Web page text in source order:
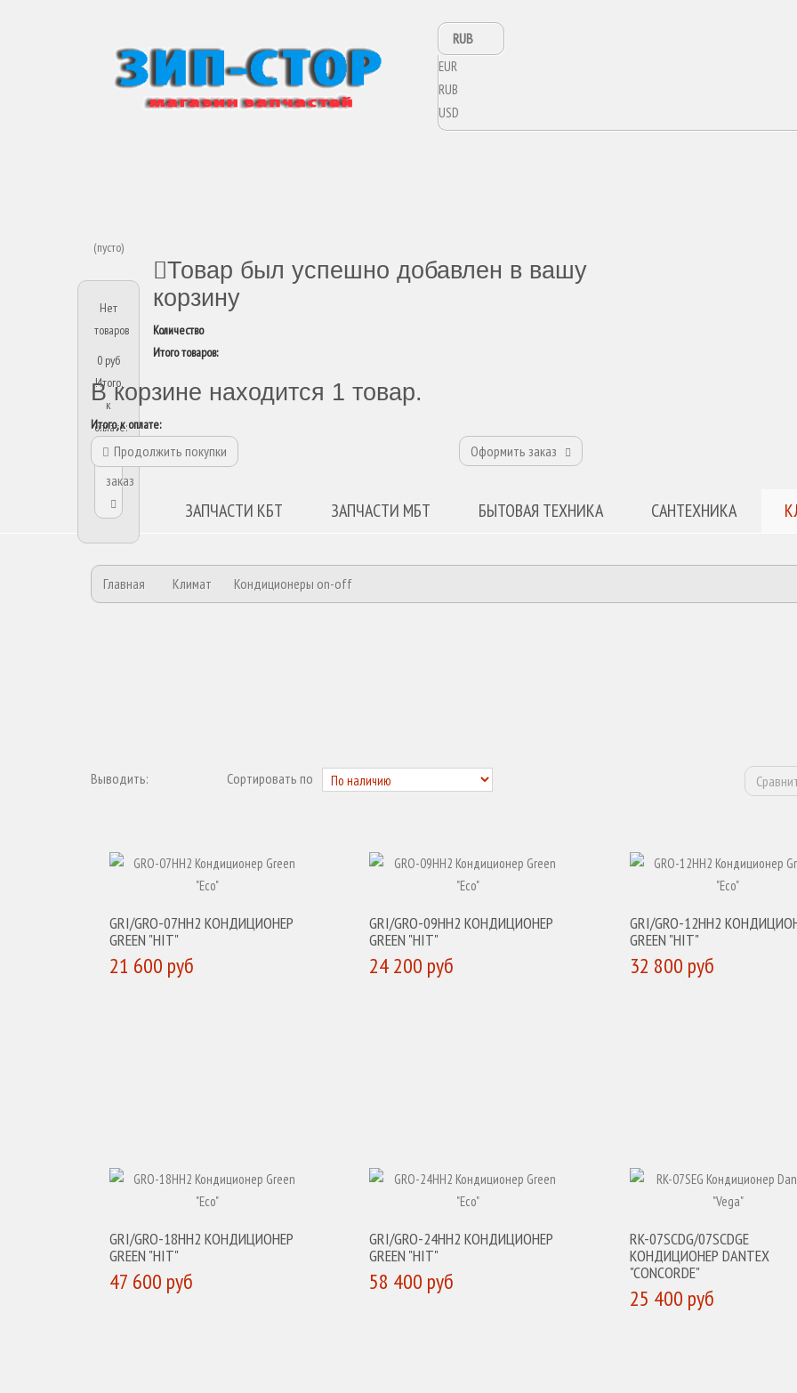
RUB
EUR
RUB
USD
(пусто)
Нет
товаров
0 руб
Итого,
к
оплате:
Оформить
заказ
Товар был успешно добавлен в вашу
корзину
Количество
Итого товаров:
В корзине находится 1 товар.
Итого, к оплате:
Продолжить покупки Оформить заказ
ЗАПЧАСТИ КБТ ЗАПЧАСТИ МБТ БЫТОВАЯ ТЕХНИКА САНТЕХНИКА
Главная Климат Кондиционеры on-off
Выводить: Сортировать по
GRI/GRO-07HH2 КОНДИЦИОНЕР
GREEN "HIT"
21 600 руб
GRI/GRO-09HH2 КОНДИЦИОНЕР
GREEN "HIT"
24 200 руб
GRI/GRO-12HH2
GREEN "HIT"
32 800 руб
GRI/GRO-18HH2 КОНДИЦИОНЕР
GREEN "HIT"
47 600 руб
GRI/GRO-24HH2 КОНДИЦИОНЕР
GREEN "HIT"
58 400 руб
RK-07SCDG/07SCDGE
КОНДИЦИОНЕР DANTEX
"CONCORDE"
25 400 руб